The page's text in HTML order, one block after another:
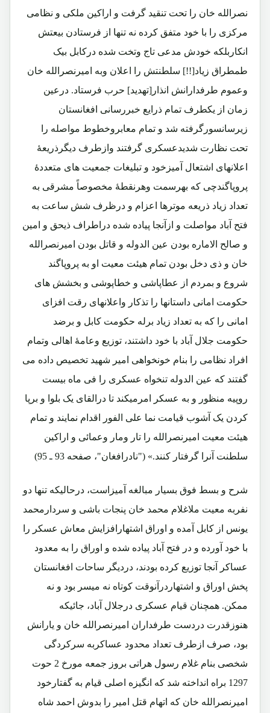
نصرالله خان را تحت تنقید گرفت و اراکین ملکی و نظامی
مرکزی را با خود متفق کرده نه تنها از فرستادن بیعتش
انکاربلکه خودش مدعی تاج وتخت شده درکابل بیک
طمطراق زیاد[!!] سلطنتش را اعلان وبه امیرنصرالله خان
وعموم طرفدارانش انذار[تهدید] حرب فرستاد. درعین
زمان از یکطرف تمام ذرایع خبررسانی افغانستان
زیرسانسورگرفته شد و تمام معابروخطوط مواصله را
تحت نظارت شدیدعسکری گرفتند وازطرف دیگرذریعۀ
اعلانهای اشتعال آمیزخود و تبلیغات جمعیت های متعددۀ
پروپاگندچی که بهرسمت وهرنقطۀ مخصوصاً مشرقی به
تعداد زیاد ذریعه موترها اعزام و درظرف شش ساعت به
فتح آباد مواصلت و ازآنجا پیاده شده دراطراف ذیحق و امین
و صالح الاماره بودن عین الدوله و قاتل بودن امیرنصرالله
خان و ذی دخل بودن تمام هیئت معیت او به پروپاگند
شروع و بمردم از عطاپاشی و خطاپوشی و بخشش های
حکومت امانی داستانها را تذکار واعلانهای رقت افزای
امانی را که به تعداد زیاد برله حکومت کابل و برضد
حکومت جلال آباد با خود داشتند، توزیع وعامۀ اهالی وتمام
افراد نظامی را بنام خونخواهی امیر شهید تخصیص داده می
گفتند که عین الدوله تنخواه عسکری را فی ماه بیست
روپیه منظور و به عسکر امرمیکند تا درالقای یک بلوا و برپا
کردن یک آشوب قیامت نما علی الفور اقدام نمایند و تمام
هیئت معیت امیرنصرالله را تار ومار وعمائی و اراکین
سلطنت آنرا گرفتار کنند.» ("نادرافغان"، صفحه 93 ـ 95)
شرح و بسط فوق بسیار مبالغه آمیزاست، درحالیکه تنها دو
نفربه معیت ملاغلام محمد خان پنجات باشی و سردارمحمد
یونس از کابل آمده و اوراق اشتهارافزایش معاش عسکر را
با خود آورده و در فتح آباد پیاده شده و اوراق را به معدود
عساکر آنجا توزیع کرده بودند، دردیگر ساحات افغانستان
پخش اوراق و اشتهاردرآنوقت کوتاه نه میسر بود و نه
ممکن. همچنان قیام عسکری درجلال آباد، جائیکه
هنوزقدرت دردست طرفداران امیرنصرالله خان و یارانش
بود، صرف ازطرف تعداد محدود عساکربه سرکردگی
شخصی بنام غلام رسول هراتی بروز جمعه مورخ 2 حوت
1297 براه انداخته شد که انگیزه اصلی قیام به گفتارخود
امیرنصرالله خان که اتهام قتل امیر را بدوش احمد شاه